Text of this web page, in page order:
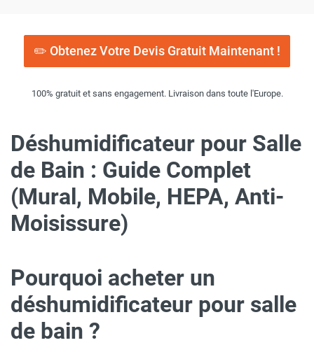
✏️ Obtenez Votre Devis Gratuit Maintenant !
100% gratuit et sans engagement. Livraison dans toute l'Europe.
Déshumidificateur pour Salle
de Bain : Guide Complet
(Mural, Mobile, HEPA, Anti-
Moisissure)
Pourquoi acheter un
déshumidificateur pour salle
de bain ?